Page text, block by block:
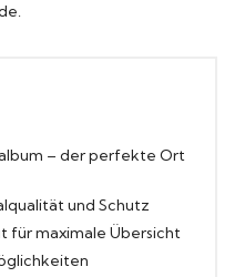
– der perfekte Ort
und Schutz
für maximale Übersicht